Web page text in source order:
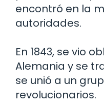
encontró en la
autoridades.
En 1843, se vio
Alemania y se
se unió a un
revolucionarios.